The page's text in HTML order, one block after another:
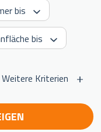
Weitere Kriterien